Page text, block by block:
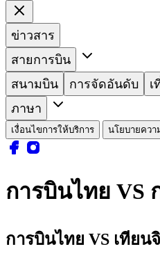
ข่าวสาร
สายการบิน
สนามบิน
การจัดอันดับ
เ
ภาษา
เงื่อนไขการให้บริการ นโยบายควา
การบินไทย VS
การบินไทย VS เทียน